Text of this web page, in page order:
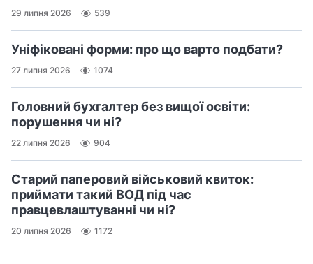
29 липня 2026 539
Уніфіковані форми: про що варто подбати?
27 липня 2026 1074
Головний бухгалтер без вищої освіти:
порушення чи ні?
22 липня 2026 904
Старий паперовий військовий квиток:
приймати такий ВОД під час
правцевлаштуванні чи ні?
20 липня 2026 1172